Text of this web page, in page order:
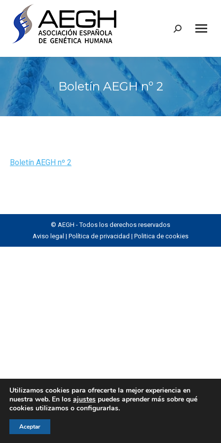
Buscar:
Boletín AEGH nº 2
Boletín AEGH nº 2
© AEGH - Todos los derechos reservados
Aviso legal | Política de privacidad | Politica de cookies
Utilizamos cookies para ofrecerte la mejor experiencia en
nuestra web. En los ajustes puedes aprender más sobre qué
cookies utilizamos o configurarlas.
Aceptar